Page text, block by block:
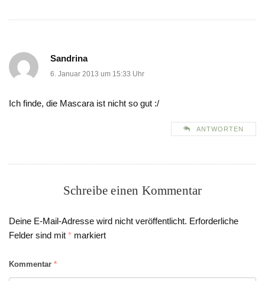
Sandrina
6. Januar 2013 um 15:33 Uhr
Ich finde, die Mascara ist nicht so gut :/
ANTWORTEN
Schreibe einen Kommentar
Deine E-Mail-Adresse wird nicht veröffentlicht. Erforderliche
Felder sind mit * markiert
Kommentar *